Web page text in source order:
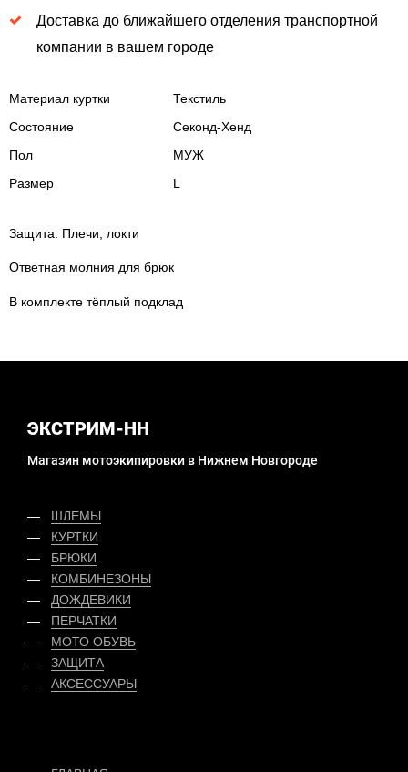
Доставка до ближайшего отделения транспортной
компании в вашем городе
Материал куртки
Текстиль
Состояние
Секонд-Хенд
Пол
МУЖ
Размер
L
Защита: Плечи, локти
Ответная молния для брюк
В комплекте тёплый подклад
ЭКСТРИМ-НН
Магазин мотоэкипировки в Нижнем Новгороде
ШЛЕМЫ
КУРТКИ
БРЮКИ
КОМБИНЕЗОНЫ
ДОЖДЕВИКИ
ПЕРЧАТКИ
МОТО ОБУВЬ
ЗАЩИТА
АКСЕССУАРЫ